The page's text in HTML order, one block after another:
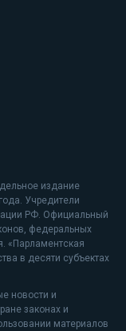
издание
Учредители
РФ. Официальный
федеральных
«Парламентская
в десяти субъектах
новости и
законах и
материалов